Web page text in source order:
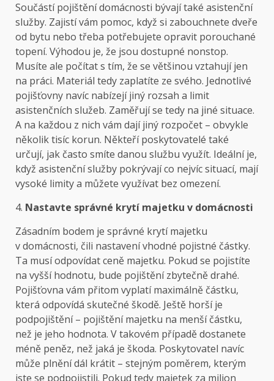
Součástí pojištění domácnosti bývají také asistenční
služby. Zajistí vám pomoc, když si zabouchnete dveře
od bytu nebo třeba potřebujete opravit porouchané
topení. Výhodou je, že jsou dostupné nonstop.
Musíte ale počítat s tím, že se většinou vztahují jen
na práci. Materiál tedy zaplatíte ze svého. Jednotlivé
pojišťovny navíc nabízejí jiný rozsah a limit
asistenčních služeb. Zaměřují se tedy na jiné situace.
A na každou z nich vám dají jiný rozpočet – obvykle
několik tisíc korun. Někteří poskytovatelé také
určují, jak často smíte danou službu využít. Ideální je,
když asistenční služby pokrývají co nejvíc situací, mají
vysoké limity a můžete využívat bez omezení.
4. Nastavte správné krytí majetku v domácnosti
Zásadním bodem je správné krytí majetku
v domácnosti, čili nastavení vhodné pojistné částky.
Ta musí odpovídat ceně majetku. Pokud se pojistíte
na vyšší hodnotu, bude pojištění zbytečně drahé.
Pojišťovna vám přitom vyplatí maximálně částku,
která odpovídá skutečné škodě. Ještě horší je
podpojištění – pojištění majetku na menší částku,
než je jeho hodnota. V takovém případě dostanete
méně peněz, než jaká je škoda. Poskytovatel navíc
může plnění dál krátit – stejným poměrem, kterým
jste se podpojistili. Pokud tedy majetek za milion